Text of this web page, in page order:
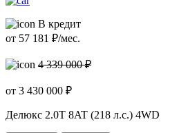
В кредит
от 57 181 ₽/мес.
4 339 000 ₽
от 3 430 000 ₽
Делюкс 2.0T 8AT (218 л.с.) 4WD